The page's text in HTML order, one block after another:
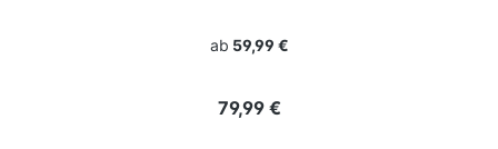
ab 59,99 €
Regulärer Preis:
79,99 €